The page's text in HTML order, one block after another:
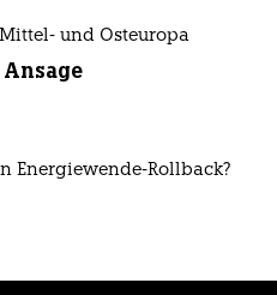
und Osteuropa
Energiewende-Rollback?